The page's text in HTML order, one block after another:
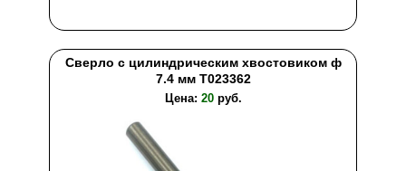
Сверло с цилиндрическим хвостовиком ф
7.4 мм T023362
Цена: 20руб.